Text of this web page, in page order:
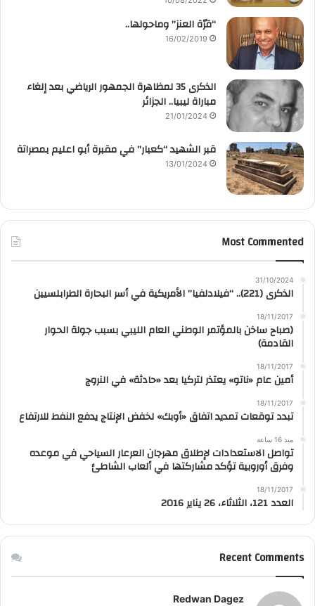
“قرّة العنز” وماحولها..
16/02/2019
الذكرى 35 لمظاهرة الجمهور الرياضي بعد إلغاء
مباراة ليبيا.. الجزائر
21/01/2024
قبر الشهيد “كعبار” في مقبرة أبو اعليم بمصراتة
13/01/2024
Most Commented
31/10/2024
الذكرى (221).. “فيلادلفيا” الأمريكية في أسر البحارة الطرابلسيين
18/11/2017
(صباح ساخن بالمؤتمر الوطني العام الليبي بسبب جولة الحوار
القادمة)
18/11/2017
أمين عام «ناتو» يعتذر لتركيا بعد «حادثة» في النروج
18/11/2017
تبدد توقعات تمديد اتفاق «أوبك» لخفض الإنتاج يدفع النفط للارتفاع
منذ 16 ساعة
تواصل الاستعدادات لإطلاق مهرجان العرعار السياحي في موعده
وفرق أوروبية تؤكد مشاركتها في ألعاب الشاطئ
18/11/2017
العدد 121، الثلاثاء، 26 يناير 2016
Recent Comments
Redwan Dagez